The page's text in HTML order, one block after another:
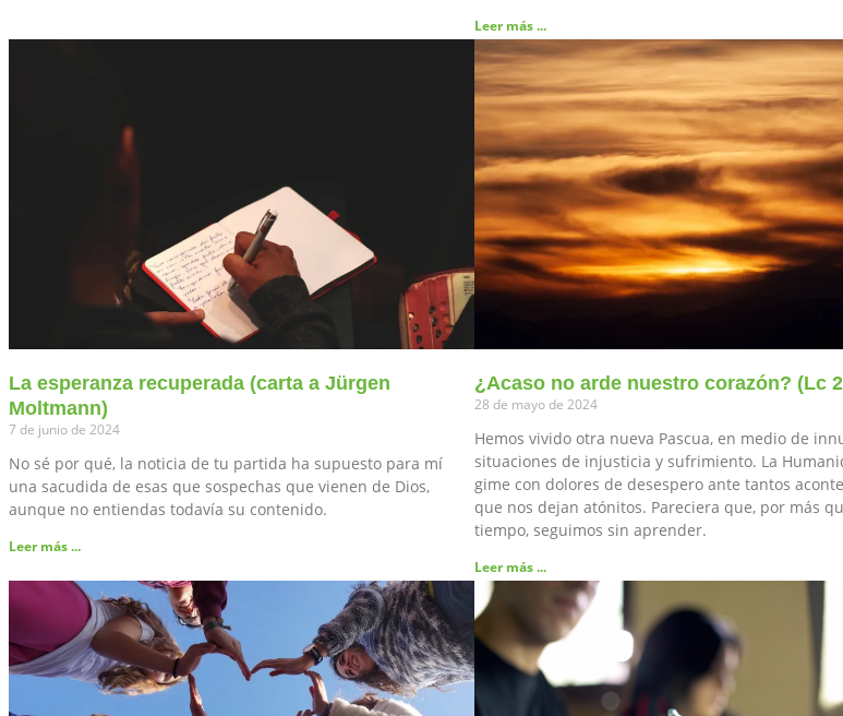
Leer más ...
La esperanza recuperada (carta a Jürgen
Moltmann)
7 de junio de 2024
No sé por qué, la noticia de tu partida ha supuesto para mí
una sacudida de esas que sospechas que vienen de Dios,
aunque no entiendas todavía su contenido.
Leer más ...
¿Acaso no arde nuestro corazón? (Lc
28 de mayo de 2024
Hemos vivido otra nueva Pascua, en medio de
situaciones de injusticia y sufrimiento. La
gime con dolores de desespero ante tantos
que nos dejan atónitos. Pareciera que, por más
tiempo, seguimos sin aprender.
Leer más ...